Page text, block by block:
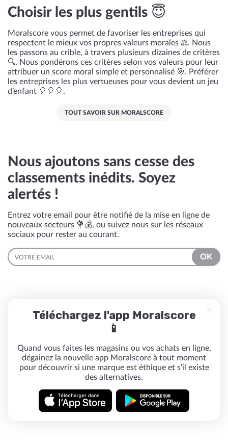
Choisir les plus gentils 😇
Moralscore vous permet de favoriser les entreprises qui
respectent le mieux vos propres valeurs morales ⚖️. Nous
les passons au crible, à travers plusieurs dizaines de critères
🔍. Nous pondérons ces critères selon vos valeurs pour leur
attribuer un score moral simple et personnalisé 🎯. Préférer
les entreprises les plus vertueuses pour vous devient un jeu
d’enfant 🎈🎈🎈.
TOUT SAVOIR SUR MORALSCORE
Nous ajoutons sans cesse des
classements inédits. Soyez
alertés !
Entrez votre email pour être notifié de la mise en ligne de
nouveaux secteurs 💐💰, ou suivez nous sur les réseaux
sociaux pour rester au courant.
EMAIL
OK
Téléchargez l'app Moralscore
📱
Quand vous faites les magasins ou vos achats en ligne,
dégainez la nouvelle app Moralscore à tout moment
pour découvrir si une marque est éthique et s'il existe
des alternatives.